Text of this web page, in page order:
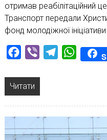
отримав реабілітаційний
Транспорт передали
фонд молодіжної
Facebook
Viber Telegram
Читати